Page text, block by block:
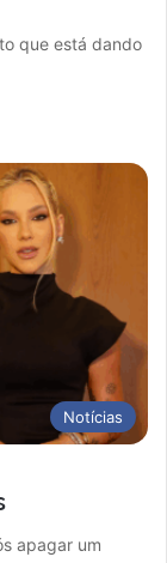
que está dando
Notícias
apagar um